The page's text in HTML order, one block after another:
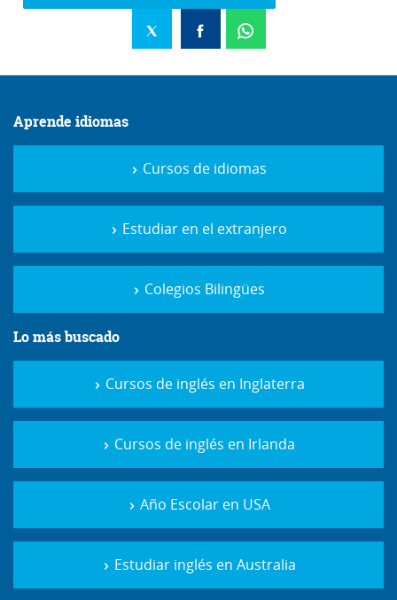
Aprende idiomas
Cursos de idiomas
Estudiar en el extranjero
Colegios Bilingües
Lo más buscado
Cursos de inglés en Inglaterra
Cursos de inglés en Irlanda
Año Escolar en USA
Estudiar inglés en Australia